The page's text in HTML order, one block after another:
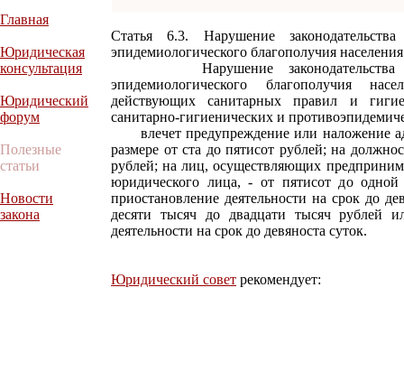
Главная
Юридическая
консультация
Юридический
форум
Полезные
статьи
Новости
закона
Статья 6.3. Нарушение
эпидемиологического благополучия населения
Нарушение законодательства в
эпидемиологического благополучия
действующих санитарных правил и
санитарно-гигиенических и
влечет предупреждение или наложение
размере от ста до пятисот рублей; на
рублей; на лиц, осуществляющих
юридического лица, - от пятисот до
приостановление деятельности на срок до
десяти тысяч до двадцати тысяч рублей
деятельности на срок до девяноста суток.
Юридический совет рекомендует: